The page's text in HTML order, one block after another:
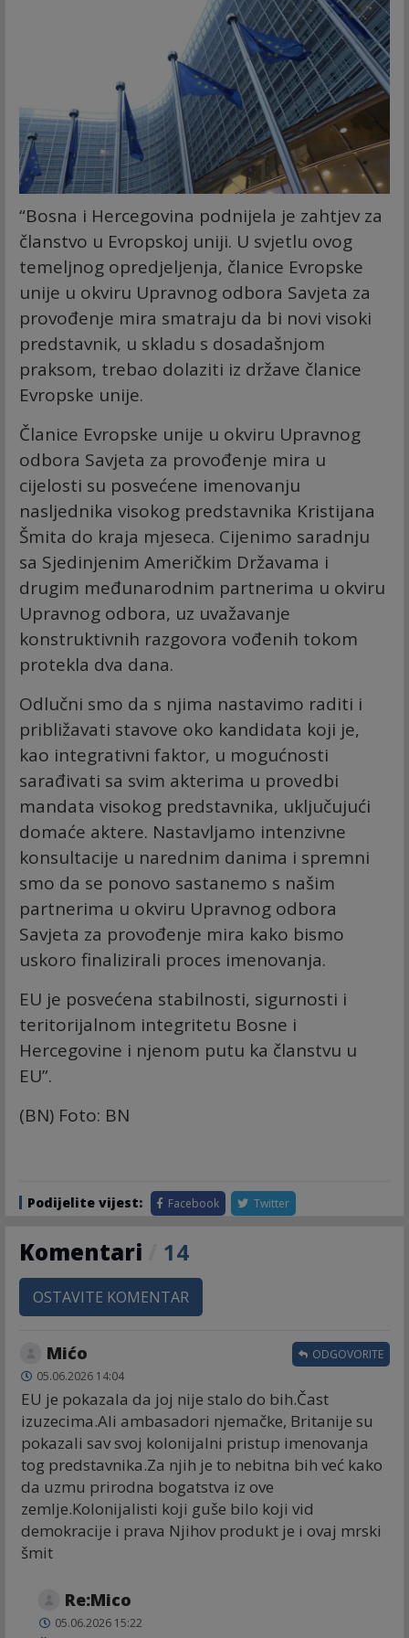
“Bosna i Hercegovina podnijela je zahtjev za
članstvo u Evropskoj uniji. U svjetlu ovog
temeljnog opredjeljenja, članice Evropske
unije u okviru Upravnog odbora Savjeta za
provođenje mira smatraju da bi novi visoki
predstavnik, u skladu s dosadašnjom
praksom, trebao dolaziti iz države članice
Evropske unije.
Članice Evropske unije u okviru Upravnog
odbora Savjeta za provođenje mira u
cijelosti su posvećene imenovanju
nasljednika visokog predstavnika Kristijana
Šmita do kraja mjeseca. Cijenimo saradnju
sa Sjedinjenim Američkim Državama i
drugim međunarodnim partnerima u okviru
Upravnog odbora, uz uvažavanje
konstruktivnih razgovora vođenih tokom
protekla dva dana.
Odlučni smo da s njima nastavimo raditi i
približavati stavove oko kandidata koji je,
kao integrativni faktor, u mogućnosti
sarađivati sa svim akterima u provedbi
mandata visokog predstavnika, uključujući
domaće aktere. Nastavljamo intenzivne
konsultacije u narednim danima i spremni
smo da se ponovo sastanemo s našim
partnerima u okviru Upravnog odbora
Savjeta za provođenje mira kako bismo
uskoro finalizirali proces imenovanja.
EU je posvećena stabilnosti, sigurnosti i
teritorijalnom integritetu Bosne i
Hercegovine i njenom putu ka članstvu u
EU”.
(BN) Foto: BN
Podijelite vijest: Facebook Twitter
Komentari 14
OSTAVITE KOMENTAR
Mićo
05.06.2026 14:04
EU je pokazala da joj nije stalo do bih.Čast
izuzecima.Ali ambasadori njemačke, Britanije su
pokazali sav svoj kolonijalni pristup imenovanja
tog predstavnika.Za njih je to nebitna bih već kako
da uzmu prirodna bogatstva iz ove
zemlje.Kolonijalisti koji guše bilo koji vid
demokracije i prava Njihov produkt je i ovaj mrski
šmit
ODGOVORITE
Re:Mico
05.06.2026 15:22